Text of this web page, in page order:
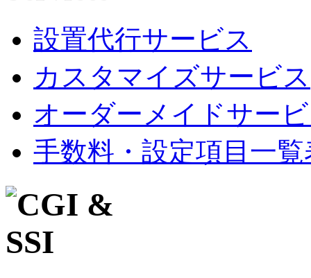
設置代行サービス
カスタマイズサービス
オーダーメイドサー
手数料・設定項目一覧